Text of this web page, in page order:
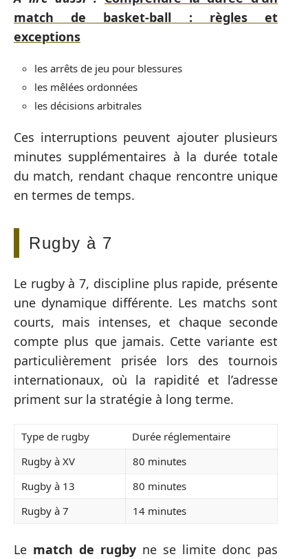
match de basket-ball : règles et
exceptions
les arrêts de jeu pour blessures
les mêlées ordonnées
les décisions arbitrales
Ces interruptions peuvent ajouter plusieurs
minutes supplémentaires à la durée totale
du match, rendant chaque rencontre unique
en termes de temps.
Rugby à 7
Le rugby à 7, discipline plus rapide, présente
une dynamique différente. Les matchs sont
courts, mais intenses, et chaque seconde
compte plus que jamais. Cette variante est
particulièrement prisée lors des tournois
internationaux, où la rapidité et l’adresse
priment sur la stratégie à long terme.
Type de rugby
Durée réglementaire
Rugby à XV
80 minutes
Rugby à 13
80 minutes
Rugby à 7
14 minutes
Le match de rugby ne se limite donc pas